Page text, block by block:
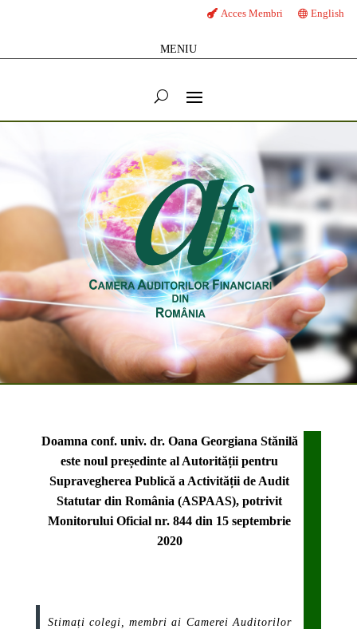
Acces Membri English
MENIU
Doamna conf. univ. dr. Oana Georgiana Stănilă
este noul președinte al Autorității pentru
Supravegherea Publică a Activității de Audit
Statutar din România (ASPAAS), potrivit
Monitorului Oficial nr. 844 din 15 septembrie
2020
Stimați colegi, membri ai Camerei Auditorilor